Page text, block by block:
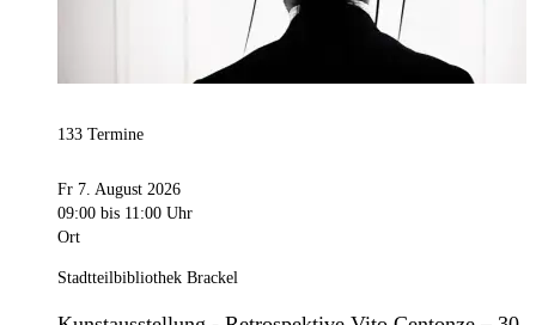
133 Termine
Fr 7. August 2026
09:00 bis 11:00 Uhr
Ort
Stadtteilbibliothek Brackel